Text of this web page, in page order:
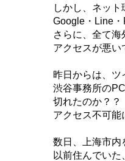
しかし、ネット
Google・Line・
さらに、全て
アクセスが悪い
昨日からは、ツ
渋谷事務所の
切れたのか？？
アクセス不可
数日、上海市内
以前住んでいた